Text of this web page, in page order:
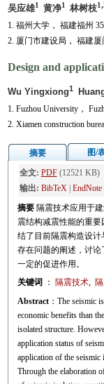
吴应雄1 黄净1 林树枝
1. 福州大学， 福建福州
2. 厦门市建设局， 福建厦
Design and
Wu Yingxiong1
1. Fuzhou University，
2. Xiamen construction
摘要 图/
全文: PDF(12521 KB)
输出: BibTeX| EndNote
摘要 隔震技术应用于
震结构减震性能的重
结了目前隔震构造设
存在问题的阐述，讨
一定的促进作用。
关键词
： 隔震技术,
Abstract：The seismic
economic benefits than
isolated structure.
application status of
application of the seismic
Through the elaboration